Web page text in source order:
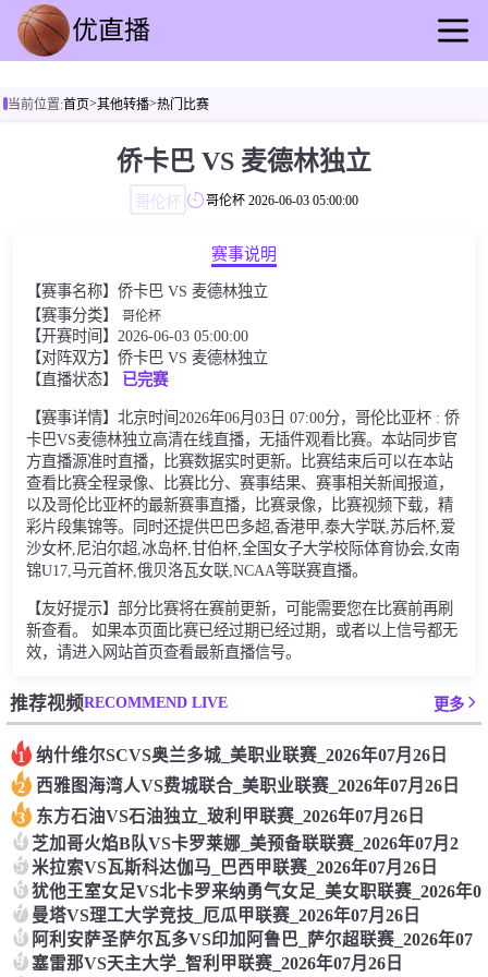
足球直播
其他转播
当前位置:首页>其他转播>热门比赛
侨卡巴 VS 麦德林独立
哥伦杯 哥伦杯 2026-06-03 05:00:00
赛事说明
【赛事名称】侨卡巴 VS 麦德林独立
【赛事分类】 哥伦杯
【开赛时间】2026-06-03 05:00:00
【对阵双方】侨卡巴 VS 麦德林独立
【直播状态】
已完赛
【赛事详情】北京时间2026年06月03日 07:00分，哥伦比亚杯 : 侨
卡巴VS麦德林独立高清在线直播，无插件观看比赛。本站同步官
方直播源准时直播，比赛数据实时更新。比赛结束后可以在本站
查看比赛全程录像、比赛比分、赛事结果、赛事相关新闻报道，
以及哥伦比亚杯的最新赛事直播，比赛录像，比赛视频下载，精
彩片段集锦等。同时还提供巴巴多超,香港甲,泰大学联,苏后杯,爱
沙女杯,尼泊尔超,冰岛杯,甘伯杯,全国女子大学校际体育协会,女南
锦U17,马元首杯,俄贝洛瓦女联,NCAA等联赛直播。
【友好提示】部分比赛将在赛前更新，可能需要您在比赛前再刷
新查看。 如果本页面比赛已经过期已经过期，或者以上信号都无
效，请进入网站首页查看最新直播信号。
推荐视频RECOMMEND LIVE 更多
1 纳什维尔SCVS奥兰多城_美职业联赛_2026年07月26日
2 西雅图海湾人VS费城联合_美职业联赛_2026年07月26日
3 东方石油VS石油独立_玻利甲联赛_2026年07月26日
4 芝加哥火焰B队VS卡罗莱娜_美预备联联赛_2026年07月2
5 米拉索VS瓦斯科达伽马_巴西甲联赛_2026年07月26日
6 犹他王室女足VS北卡罗来纳勇气女足_美女职联赛_2026年0
7 曼塔VS理工大学竞技_厄瓜甲联赛_2026年07月26日
8 阿利安萨圣萨尔瓦多VS印加阿鲁巴_萨尔超联赛_2026年07
9 塞雷那VS天主大学_智利甲联赛_2026年07月26日